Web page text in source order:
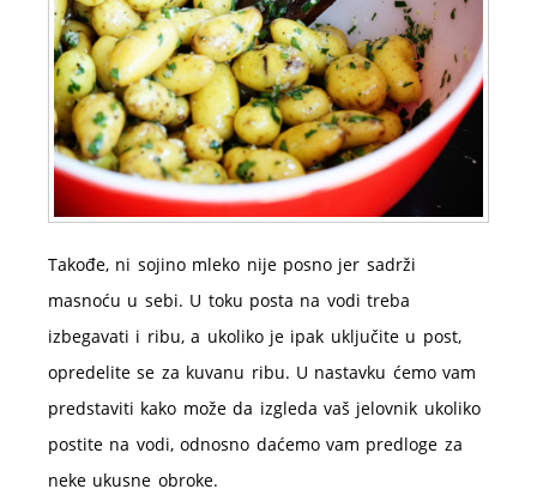
Takođe, ni sojino mleko nije posno jer sadrži
masnoću u sebi. U toku posta na vodi treba
izbegavati i ribu, a ukoliko je ipak uključite u post,
opredelite se za kuvanu ribu. U nastavku ćemo vam
predstaviti kako može da izgleda vaš jelovnik ukoliko
postite na vodi, odnosno daćemo vam predloge za
neke ukusne obroke.